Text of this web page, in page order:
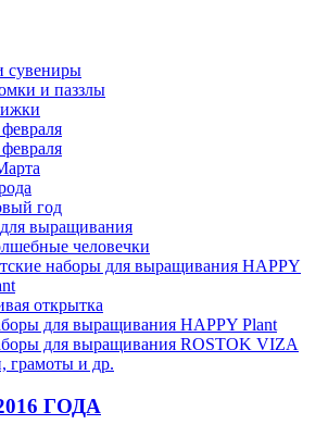
сувениры
и паззлы
год
выращивания
человечки
наборы для выращивания HAPPY
открытка
для выращивания HAPPY Plant
для выращивания ROSTOK VIZA
грамоты и др.
ГОДА